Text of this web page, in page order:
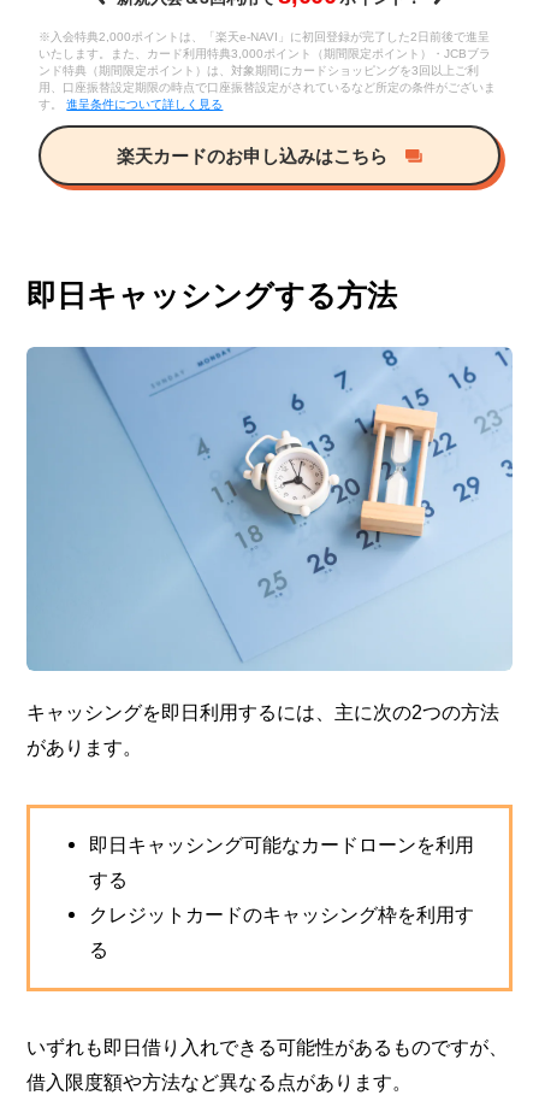
※入会特典2,000ポイントは、「楽天e-NAVI」に初回登録が完了した2日前後で進呈
いたします。また、カード利用特典3,000ポイント（期間限定ポイント）・JCBブラ
ンド特典（期間限定ポイント）は、対象期間にカードショッピングを3回以上ご利
用、口座振替設定期限の時点で口座振替設定がされているなど所定の条件がございま
す。進呈条件について詳しく見る
楽天カードのお申し込みはこちら
即日キャッシングする方法
キャッシングを即日利用するには、主に次の2つの方法
があります。
即日キャッシング可能なカードローンを利用
する
クレジットカードのキャッシング枠を利用す
る
いずれも即日借り入れできる可能性があるものですが、
借入限度額や方法など異なる点があります。